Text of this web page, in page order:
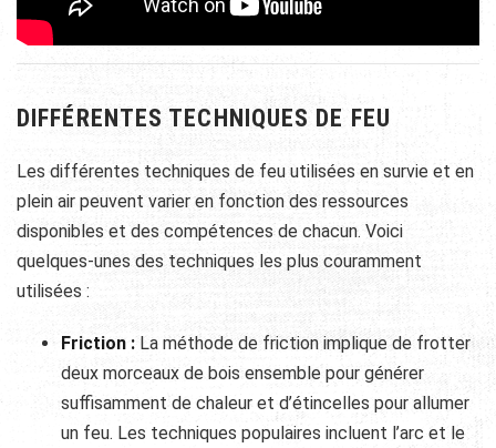
DIFFÉRENTES TECHNIQUES DE FEU
Les différentes techniques de feu utilisées en survie et en
plein air peuvent varier en fonction des ressources
disponibles et des compétences de chacun. Voici
quelques-unes des techniques les plus couramment
utilisées :
Friction : La méthode de friction implique de frotter
deux morceaux de bois ensemble pour générer
suffisamment de chaleur et d’étincelles pour allumer
un feu. Les techniques populaires incluent l’arc et le